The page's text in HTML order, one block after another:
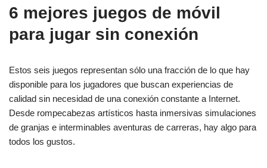
6 mejores juegos de móvil
para jugar sin conexión
Estos seis juegos representan sólo una fracción de lo que hay
disponible para los jugadores que buscan experiencias de
calidad sin necesidad de una conexión constante a Internet.
Desde rompecabezas artísticos hasta inmersivas simulaciones
de granjas e interminables aventuras de carreras, hay algo para
todos los gustos.